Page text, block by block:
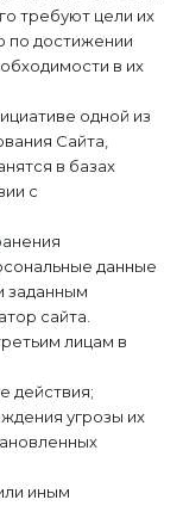
требуют цели их
по достижении
в их
одной из
Сайта,
в базах
с
данные
заданным
сайта.
лицам в
действия;
угрозы их
иным